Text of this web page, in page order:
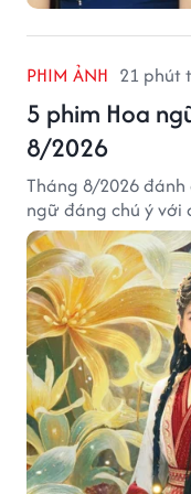
PHIM ẢNH 21 phút
5 phim Hoa
8/2026
Tháng 8/2026
ngữ đáng chú ý với